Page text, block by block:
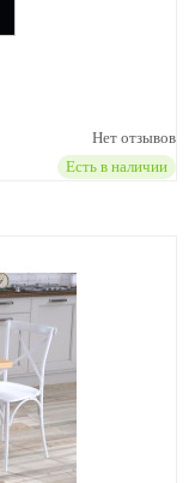
Нет отзывов
Есть в наличии